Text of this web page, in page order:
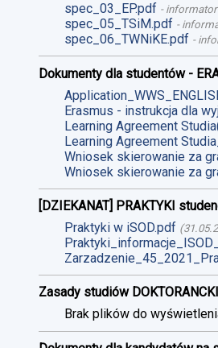
spec_03_EP.pdf - informator
spec_05_TSiM.pdf -
spec_06_TWNiKE.pdf -
Dokumenty dla studentów -
Erasmus - instrukcja dla
Learning Agreement
Learning Agreement
Wniosek skierowanie za
Wniosek skierowanie za
[DZIEKANAT] PRAKTYKI
Praktyki w iSOD.pdf (
Zasady studiów
Brak plików do